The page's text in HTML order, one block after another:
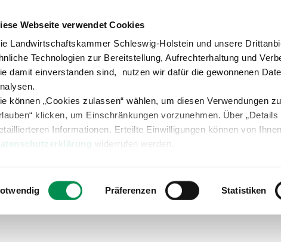
Webseite verwendet Cookies
Landwirtschaftskammer Schleswig-Holstein und unsere
Technologien zur Bereitstellung, Aufrechterhaltung und
damit einverstanden sind, nutzen wir dafür die gewonnenen
können „Cookies zulassen“ wählen, um diesen Verwendungen
klicken, um Einschränkungen vorzunehmen. Über „Details
Informationen. Erteilte Einwilligungen können von
widerrufen werden.
Präferenzen Statistiken
Ansprechpartner & Berater
Beratung Landwirtschaft Öko